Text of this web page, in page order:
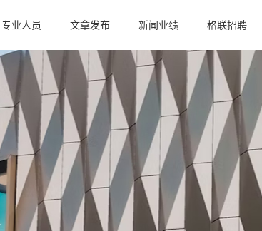
专业人员 文章发布 新闻业绩 格联招聘